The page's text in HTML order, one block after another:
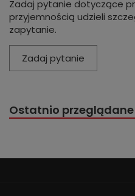
Zadaj pytanie dotyczące
przyjemnością udzieli
zapytanie.
Zadaj pytanie
Ostatnio